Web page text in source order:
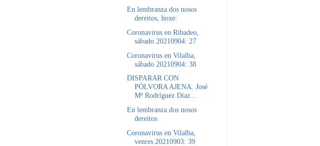
En lembranza dos nosos
dereitos, hoxe:
Coronavirus en Ribadeo,
sábado 20210904: 27
Coronavirus en Vilalba,
sábado 20210904: 38
DISPARAR CON
PÓLVORA AJENA. José
Mª Rodríguez Díaz...
En lembranza dos nosos
dereitos
Coronavirus en Vilalba,
venres 20210903: 39